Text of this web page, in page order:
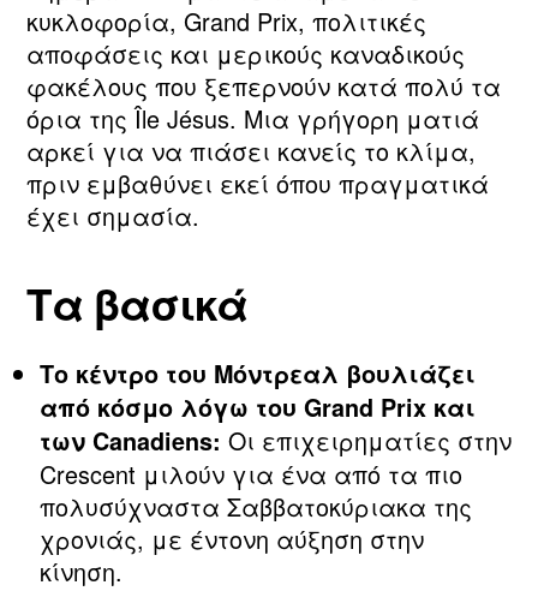
κυκλοφορία, Grand Prix, πολιτικές
αποφάσεις και μερικούς καναδικούς
φακέλους που ξεπερνούν κατά πολύ τα
όρια της Île Jésus. Μια γρήγορη ματιά
αρκεί για να πιάσει κανείς το κλίμα,
πριν εμβαθύνει εκεί όπου πραγματικά
έχει σημασία.
Τα βασικά
Το κέντρο του Μόντρεαλ βουλιάζει
από κόσμο λόγω του Grand Prix και
των Canadiens: Οι επιχειρηματίες στην
Crescent μιλούν για ένα από τα πιο
πολυσύχναστα Σαββατοκύριακα της
χρονιάς, με έντονη αύξηση στην
κίνηση.